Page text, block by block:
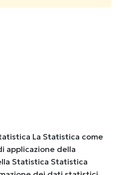
La Statistica come
applicazione della
Statistica Statistica